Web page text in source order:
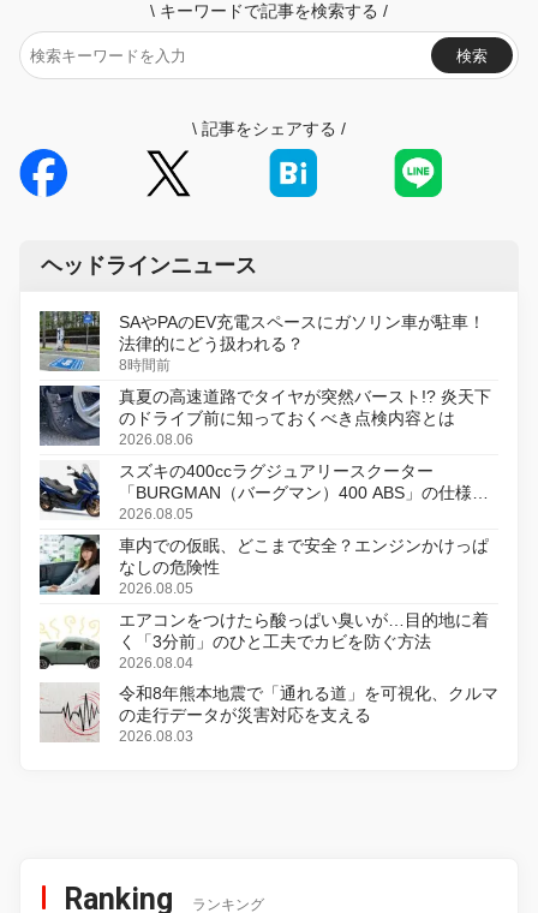
\ キーワードで記事を検索する /
検索
\ 記事をシェアする /
ヘッドラインニュース
SAやPAのEV充電スペースにガソリン車が駐車！
法律的にどう扱われる？
8時間前
真夏の高速道路でタイヤが突然バースト!? 炎天下
のドライブ前に知っておくべき点検内容とは
2026.08.06
スズキの400ccラグジュアリースクーター
「BURGMAN（バーグマン）400 ABS」の仕様を
変更し、8月18日に発売
2026.08.05
車内での仮眠、どこまで安全？エンジンかけっぱ
なしの危険性
2026.08.05
エアコンをつけたら酸っぱい臭いが…目的地に着
く「3分前」のひと工夫でカビを防ぐ方法
2026.08.04
令和8年熊本地震で「通れる道」を可視化、クルマ
の走行データが災害対応を支える
2026.08.03
Ranking ランキング